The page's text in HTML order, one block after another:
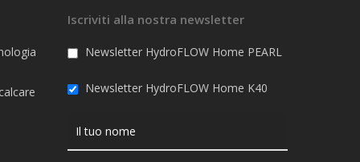
Iscriviti alla nostra newsletter
Newsletter HydroFLOW Home PEARL
Newsletter HydroFLOW Home K40